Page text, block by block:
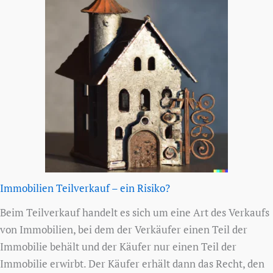
Immobilien Teilverkauf – ein Risiko?
Beim Teilverkauf handelt es sich um eine Art des Verkaufs
von Immobilien, bei dem der Verkäufer einen Teil der
Immobilie behält und der Käufer nur einen Teil der
Immobilie erwirbt. Der Käufer erhält dann das Recht, den